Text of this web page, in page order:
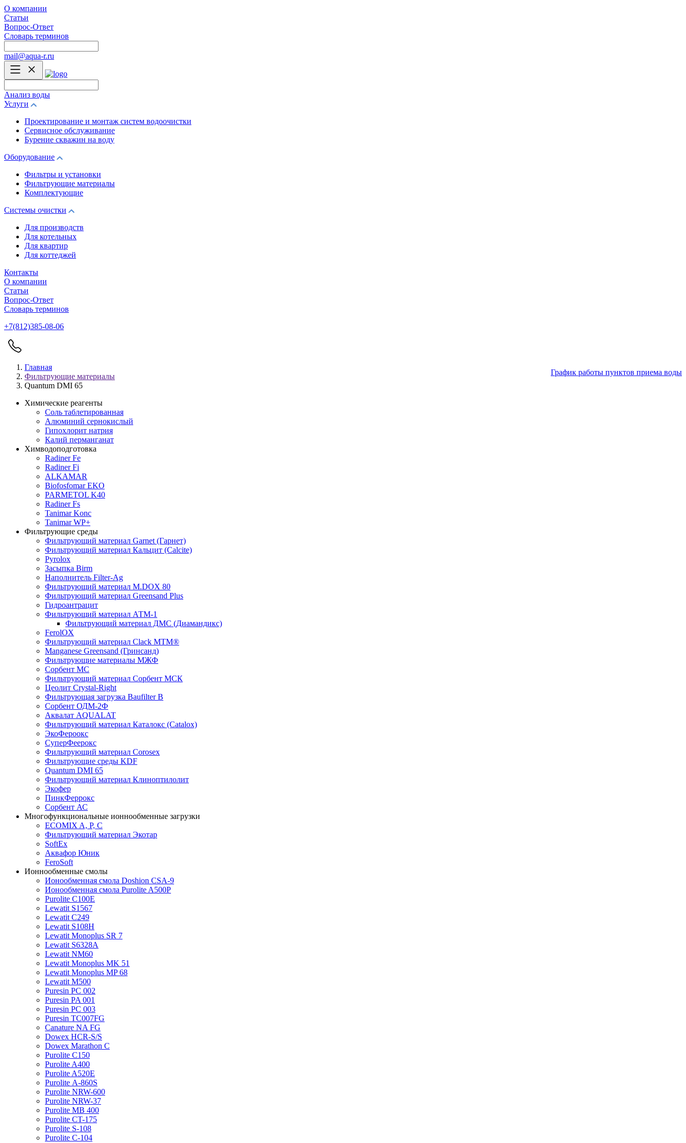
О компании
Статьи
Вопрос-Ответ
Словарь терминов
mail@aqua-r.ru
Анализ воды
Услуги
Проектирование и монтаж систем водоочистки
Сервисное обслуживание
Бурение скважин на воду
Оборудование
Фильтры и установки
Фильтрующие материалы
Комплектующие
Системы очистки
Для производств
Для котельных
Для квартир
Для коттеджей
Контакты
О компании
Статьи
Вопрос-Ответ
Словарь терминов
+7(812)385-08-06
Главная
Фильтрующие материалы
Quantum DMI 65
График работы пунктов приема воды
Химические реагенты
Соль таблетированная
Алюминий сернокислый
Гипохлорит натрия
Калий перманганат
Химводоподготовка
Radiner Fe
Radiner Fi
ALKAMAR
Biofosfomar EKO
PARMETOL K40
Radiner Fs
Tanimar Konc
Tanimar WP+
Фильтрующие среды
Фильтрующий материал Garnet (Гарнет)
Фильтрующий материал Кальцит (Calcite)
Pyrolox
Засыпка Birm
Наполнитель Filter-Ag
Фильтрующий материал M.DOX 80
Фильтрующий материал Greensand Plus
Гидроантрацит
Фильтрующий материал АТМ-1
Фильтрующий материал ДМС (Диамандикс)
FerolOX
Фильтрующий материал Clack MTM®
Manganese Greensand (Гринсанд)
Фильтрующие материалы МЖФ
Сорбент МС
Фильтрующий материал Сорбент МСК
Цеолит Crystal-Right
Фильтрующая загрузка Baufilter B
Сорбент ОДМ-2Ф
Аквалат AQUALAT
Фильтрующий материал Каталокс (Catalox)
ЭкоФероокс
СуперФеерокс
Фильтрующий материал Corosex
Фильтрующие среды KDF
Quantum DMI 65
Фильтрующий материал Клиноптилолит
Экофер
ПинкФеррокс
Сорбент АС
Многофункциональные ионнообменные загрузки
ECOMIX A, P, C
Фильтрующий материал Экотар
SoftEx
Аквафор Юник
FeroSoft
Ионнообменные смолы
Ионообменная смола Doshion CSA-9
Ионообменная смола Purolite A500P
Purolite C100E
Lewatit S1567
Lewatit С249
Lewatit S108H
Lewatit Monoplus SR 7
Lewatit S6328A
Lewatit NM60
Lewatit Monoplus MK 51
Lewatit Monoplus MP 68
Lewatit М500
Puresin PC 002
Puresin PA 001
Puresin PC 003
Puresin TC007FG
Canature NA FG
Dowex HCR-S/S
Dowex Marathon C
Purolite C150
Purolite A400
Purolite A520E
Purolite А-860S
Purolite NRW-600
Purolite NRW-37
Purolite MB 400
Purolite CT-175
Purolite S-108
Purolite C-104